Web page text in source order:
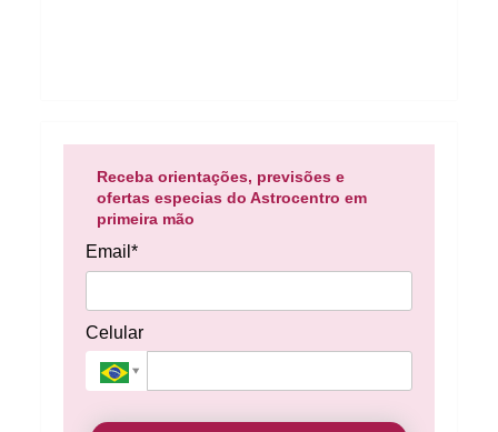
Receba orientações, previsões e
ofertas especias do Astrocentro em
primeira mão
Email*
Celular